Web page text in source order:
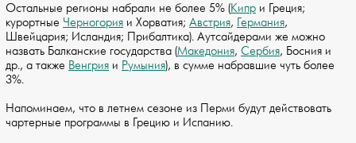
Остальные регионы набрали не более 5% (Кипр и Греция;
курортные Черногория и Хорватия; Австрия, Германия,
Швейцария; Исландия; Прибалтика). Аутсайдерами же можно
назвать Балканские государства (Македония, Сербия, Босния и
др., а также Венгрия и Румыния), в сумме набравшие чуть более
3%.
Напоминаем, что в летнем сезоне из Перми будут действовать
чартерные программы в Грецию и Испанию.